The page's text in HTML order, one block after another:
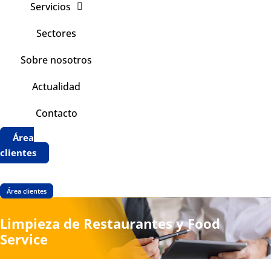
Servicios
Sectores
Sobre nosotros
Actualidad
Contacto
Área
clientes
Área clientes
Limpieza de Restaurantes y Food
Service